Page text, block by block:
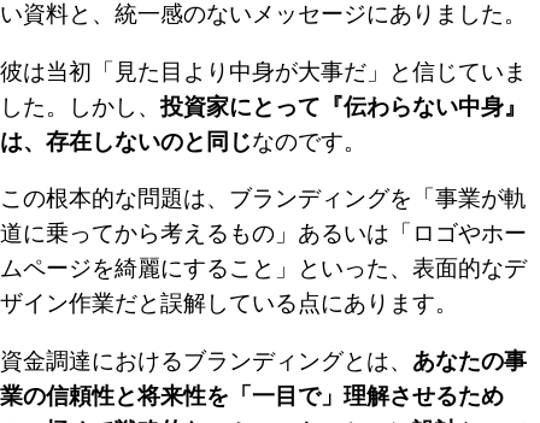
い資料と、統一感のないメッセージにありました。
彼は当初「見た目より中身が大事だ」と信じていま
した。しかし、投資家にとって『伝わらない中身』
は、存在しないのと同じなのです。
この根本的な問題は、ブランディングを「事業が軌
道に乗ってから考えるもの」あるいは「ロゴやホー
ムページを綺麗にすること」といった、表面的なデ
ザイン作業だと誤解している点にあります。
資金調達におけるブランディングとは、 あなたの事
業の信頼性と将来性を「一目で」理解させるため